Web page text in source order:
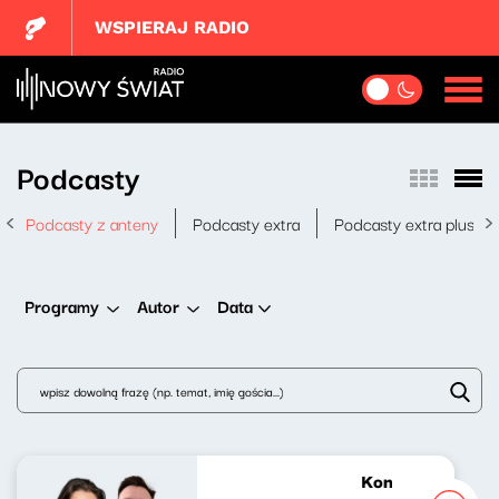
WSPIERAJ RADIO
Podcasty
Podcasty z anteny Podcasty extra Podcasty extra plus
Programy Autor Data
Koncert życzeń